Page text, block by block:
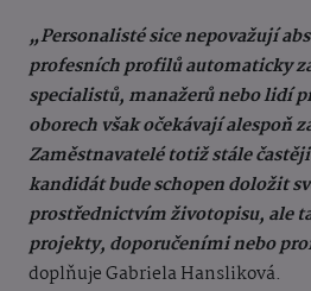
„Personalisté sice nepovažují
profesních profilů automaticky
specialistů, manažerů nebo lidí
oborech však očekávají alespoň
Zaměstnavatelé totiž stále
kandidát bude schopen doložit
prostřednictvím životopisu, ale
projekty, doporučeními nebo
doplňuje Gabriela Hansliková.